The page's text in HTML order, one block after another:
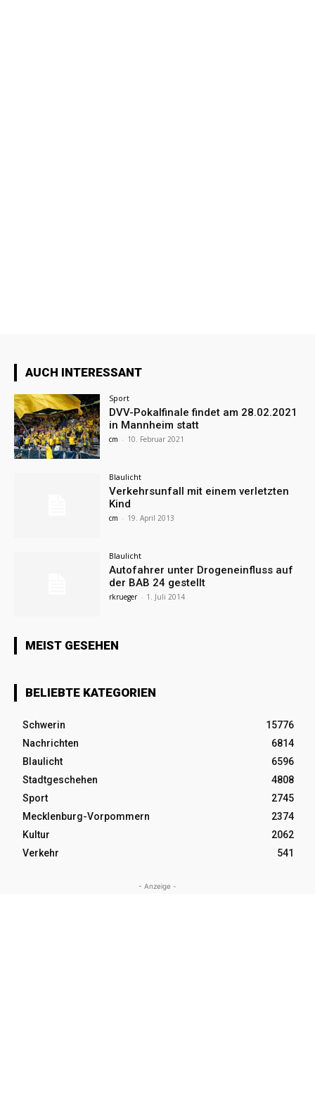
AUCH INTERESSANT
Sport
DVV-Pokalfinale findet am 28.02.2021
in Mannheim statt
cm - 10. Februar 2021
Blaulicht
Verkehrsunfall mit einem verletzten
Kind
cm - 19. April 2013
Blaulicht
Autofahrer unter Drogeneinfluss auf
der BAB 24 gestellt
rkrueger - 1. Juli 2014
MEIST GESEHEN
BELIEBTE KATEGORIEN
Schwerin
15776
Nachrichten
6814
Blaulicht
6596
Stadtgeschehen
4808
Sport
2745
Mecklenburg-Vorpommern
2374
Kultur
2062
Verkehr
541
- Anzeige -